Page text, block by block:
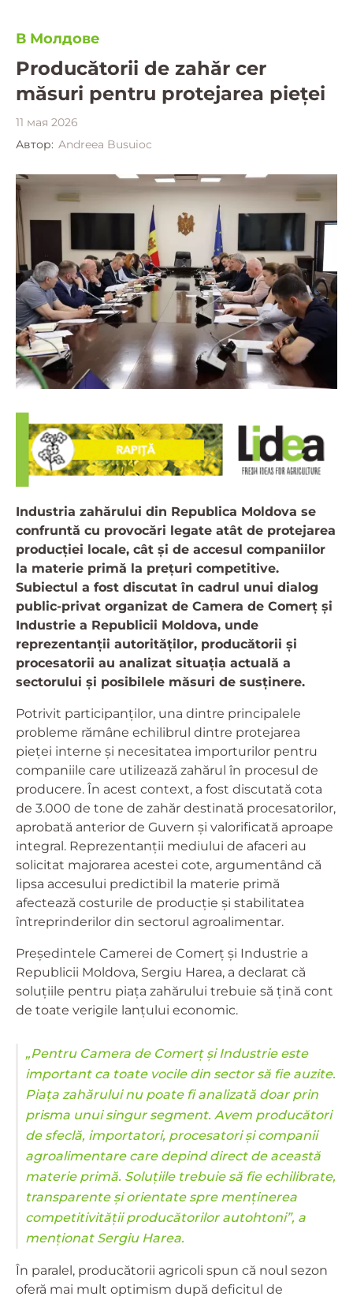
В Молдове
Producătorii de zahăr cer
măsuri pentru protejarea pieței
11 мая 2026
Автор: Andreea Busuioc
Industria zahărului din Republica Moldova se
confruntă cu provocări legate atât de protejarea
producției locale, cât și de accesul companiilor
la materie primă la prețuri competitive.
Subiectul a fost discutat în cadrul unui dialog
public-privat organizat de Camera de Comerț și
Industrie a Republicii Moldova, unde
reprezentanții autorităților, producătorii și
procesatorii au analizat situația actuală a
sectorului și posibilele măsuri de susținere.
Potrivit participanților, una dintre principalele
probleme rămâne echilibrul dintre protejarea
pieței interne și necesitatea importurilor pentru
companiile care utilizează zahărul în procesul de
producere. În acest context, a fost discutată cota
de 3.000 de tone de zahăr destinată procesatorilor,
aprobată anterior de Guvern și valorificată aproape
integral. Reprezentanții mediului de afaceri au
solicitat majorarea acestei cote, argumentând că
lipsa accesului predictibil la materie primă
afectează costurile de producție și stabilitatea
întreprinderilor din sectorul agroalimentar.
Președintele Camerei de Comerț și Industrie a
Republicii Moldova, Sergiu Harea, a declarat că
soluțiile pentru piața zahărului trebuie să țină cont
de toate verigile lanțului economic.
„Pentru Camera de Comerț și Industrie este
important ca toate vocile din sector să fie auzite.
Piața zahărului nu poate fi analizată doar prin
prisma unui singur segment. Avem producători
de sfeclă, importatori, procesatori și companii
agroalimentare care depind direct de această
materie primă. Soluțiile trebuie să fie echilibrate,
transparente și orientate spre menținerea
competitivității producătorilor autohtoni”, a
menționat Sergiu Harea.
În paralel, producătorii agricoli spun că noul sezon
oferă mai mult optimism după deficitul de